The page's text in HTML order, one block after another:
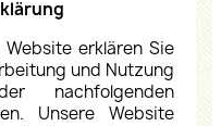
erklären Sie
und Nutzung
nachfolgenden
Unsere Website